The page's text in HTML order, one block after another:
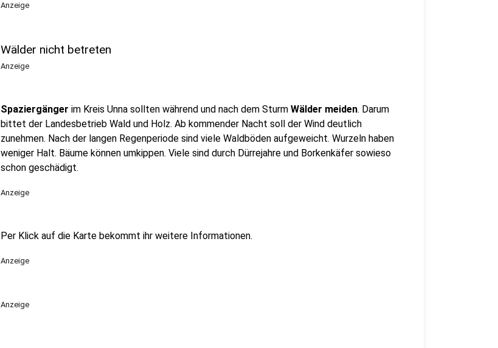
Anzeige
Wälder nicht betreten
Anzeige
Spaziergänger im Kreis Unna sollten während und nach dem Sturm Wälder meiden. Darum
bittet der Landesbetrieb Wald und Holz. Ab kommender Nacht soll der Wind deutlich
zunehmen. Nach der langen Regenperiode sind viele Waldböden aufgeweicht. Wurzeln haben
weniger Halt. Bäume können umkippen. Viele sind durch Dürrejahre und Borkenkäfer sowieso
schon geschädigt.
Anzeige
Per Klick auf die Karte bekommt ihr weitere Informationen.
Anzeige
Anzeige